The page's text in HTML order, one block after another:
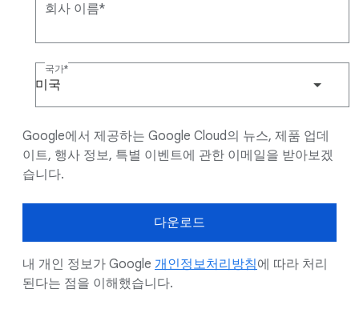
회사 이름
국가
미국
Google에서 제공하는 Google Cloud의 뉴스, 제품 업데
이트, 행사 정보, 특별 이벤트에 관한 이메일을 받아보겠
습니다.
다운로드
내 개인 정보가 Google 개인정보처리방침에 따라 처리
된다는 점을 이해했습니다.